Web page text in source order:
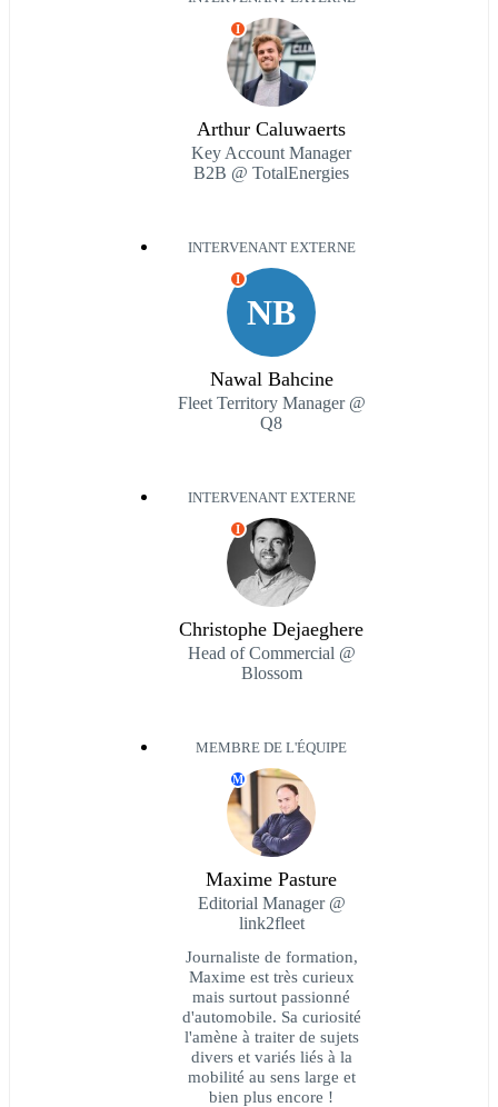
I
Arthur Caluwaerts
Key Account Manager
B2B @ TotalEnergies
INTERVENANT EXTERNE
NB
I
Nawal Bahcine
Fleet Territory Manager @
Q8
INTERVENANT EXTERNE
I
Christophe Dejaeghere
Head of Commercial @
Blossom
MEMBRE DE L'ÉQUIPE
M
Maxime Pasture
Editorial Manager @
link2fleet
Journaliste de formation,
Maxime est très curieux
mais surtout passionné
d'automobile. Sa curiosité
l'amène à traiter de sujets
divers et variés liés à la
mobilité au sens large et
bien plus encore !